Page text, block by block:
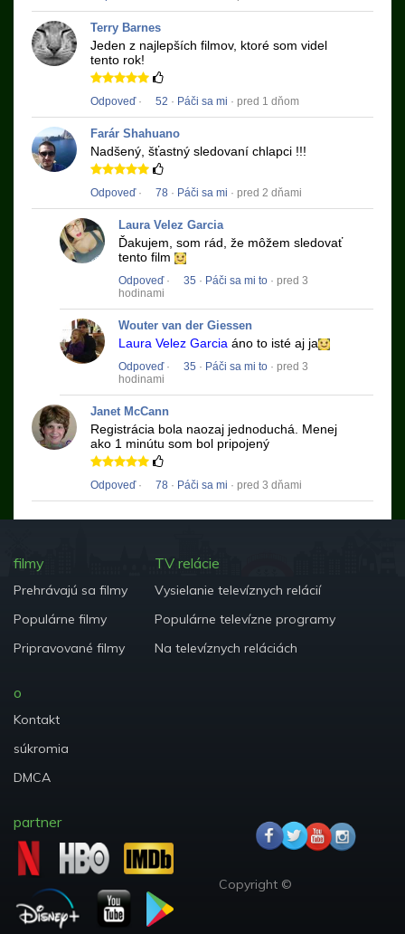
Terry Barnes
Jeden z najlepších filmov, ktoré som videl
tento rok!
Odpoveď· 52 · Páči sa mi · pred 1 dňom
Farár Shahuano
Nadšený, šťastný sledovaní chlapci !!!
Odpoveď· 78 · Páči sa mi · pred 2 dňami
Laura Velez Garcia
Ďakujem, som rád, že môžem sledovať
tento film
Odpoveď· 35 · Páči sa mi to · pred 3
hodinami
Wouter van der Giessen
Laura Velez Garcia áno to isté aj ja
Odpoveď· 35 · Páči sa mi to · pred 3
hodinami
Janet McCann
Registrácia bola naozaj jednoduchá. Menej
ako 1 minútu som bol pripojený
Odpoveď· 78 · Páči sa mi · pred 3 dňami
filmy
Prehrávajú sa filmy
Populárne filmy
Pripravované filmy
TV relácie
Vysielanie televíznych relácií
Populárne televízne programy
Na televíznych reláciách
o
Kontakt
súkromia
DMCA
partner
Copyright ©